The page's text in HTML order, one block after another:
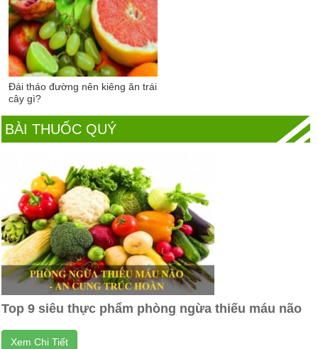
Đái tháo đường nên kiêng ăn trái
cây gì?
BÀI THUỐC QUÝ
Top 9 siêu thực phẩm phòng ngừa thiếu máu não
Xem Chi Tiết